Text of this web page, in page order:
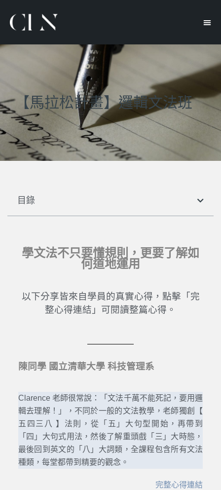
【馬拉松計畫】邏輯文法班
目錄
學文法不只要懂規則，更要了解如
何道地運用
以下分享皆來自學員的真實心得，點擊「完
整心得連結」 可閱讀整篇心得。
陳同學 國立清華大學 科技管理系
Clarence 老師很常說：「文法千萬不能死記，要用邏
輯去理解！」，不同於一般的文法教學，老師獨創【
五四三八 】法則，從「五」大句型開始，再帶到
「四」大句式用法，然後了解重頭戲「三」大時態，
最後回到英文的「八」大詞類，全課程包含所有文法
種類，每堂都帶到精要的觀念。
完整心得連結